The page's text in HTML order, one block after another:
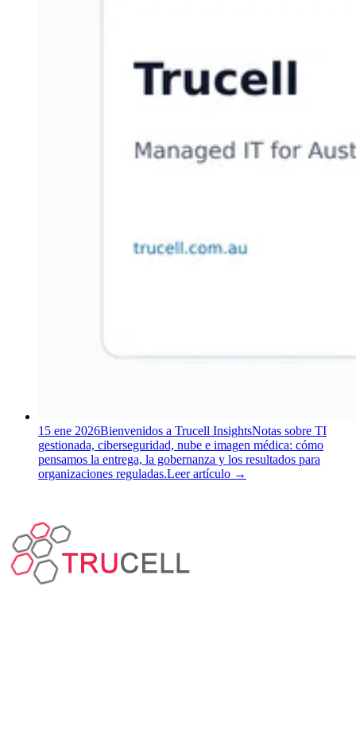
15 ene 2026Bienvenidos a Trucell InsightsNotas sobre TI
gestionada, ciberseguridad, nube e imagen médica: cómo
pensamos la entrega, la gobernanza y los resultados para
organizaciones reguladas.Leer artículo →